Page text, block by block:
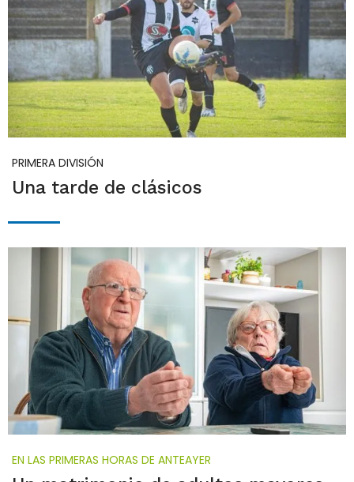
PRIMERA DIVISIÓN
Una tarde de clásicos
EN LAS PRIMERAS HORAS DE ANTEAYER